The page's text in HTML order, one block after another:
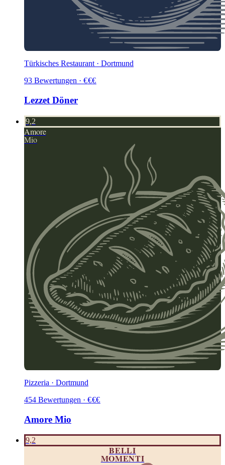
Türkisches Restaurant · Dortmund
93 Bewertungen · €€€
Lezzet Döner
9,2
Amore
Mio
Pizzeria · Dortmund
454 Bewertungen · €€€
Amore Mio
9,2
BELLI
MOMENTI